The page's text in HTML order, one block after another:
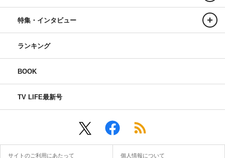
特集・インタビュー
ランキング
BOOK
TV LIFE最新号
サイトのご利用にあたって 個人情報について